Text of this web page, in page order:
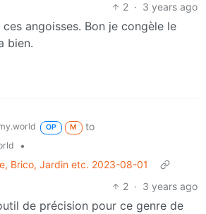
2 · 3 years ago
angoisses. Bon je congèle le
bien.
OP M
to
•
Brico, Jardin etc. 2023-08-01
2 · 3 years ago
de précision pour ce genre de